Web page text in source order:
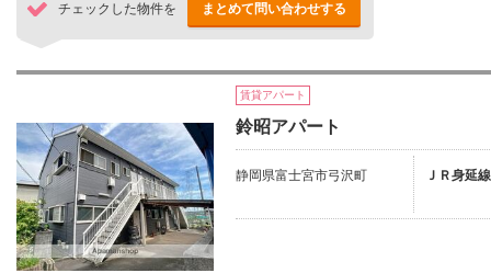
チェックした物件を まとめて問い合わせする
賃貸アパート
鈴昭アパート
静岡県富士宮市弓沢町 ＪＲ身延